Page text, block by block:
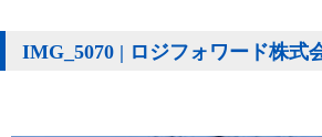
IMG_5070 | ロジフォワード株式